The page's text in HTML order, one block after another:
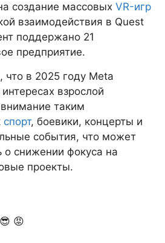
создание массовых VR-игр
взаимодействия в Quest
поддержано 21
предприятие.
что в 2025 году Meta
взрослой
таким
спорт, боевики, концерты и
события, что может
о снижении фокуса на
проекты.
😎 😡